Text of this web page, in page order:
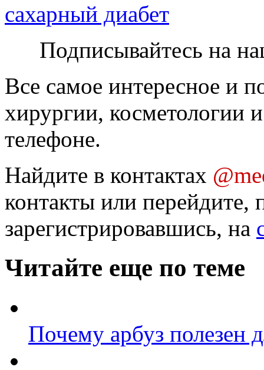
сахарный диабет
Подписывайтесь на
Все самое интересное и
хирургии, косметологии
телефоне.
Найдите в контактах
контакты или перейдите,
зарегистрировавшись, на
Читайте еще по теме
Почему арбуз полезен